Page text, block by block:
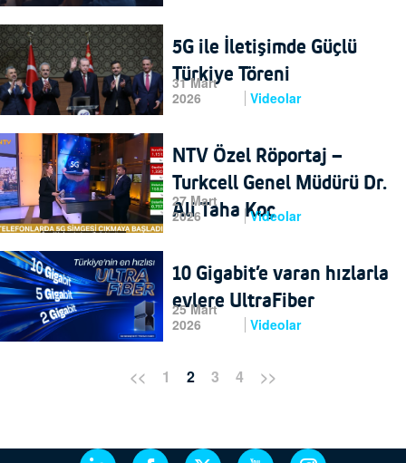
31 Mart
2026
Videolar
5G ile İletişimde Güçlü
Türkiye Töreni
27 Mart
2026
Videolar
NTV Özel Röportaj –
Turkcell Genel Müdürü Dr.
Ali Taha Koç
25 Mart
2026
Videolar
10 Gigabit’e varan hızlarla
evlere UltraFiber
<< 1 2 3 4 >>